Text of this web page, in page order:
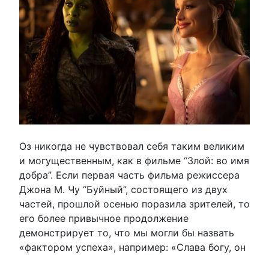
Оз никогда не чувствовал себя таким великим
и могущественным, как в фильме “Злой: во имя
добра”. Если первая часть фильма режиссера
Джона М. Чу “Буйный”, состоящего из двух
частей, прошлой осенью поразила зрителей, то
его более привычное продолжение
демонстрирует то, что мы могли бы назвать
«фактором успеха», например: «Слава богу, он